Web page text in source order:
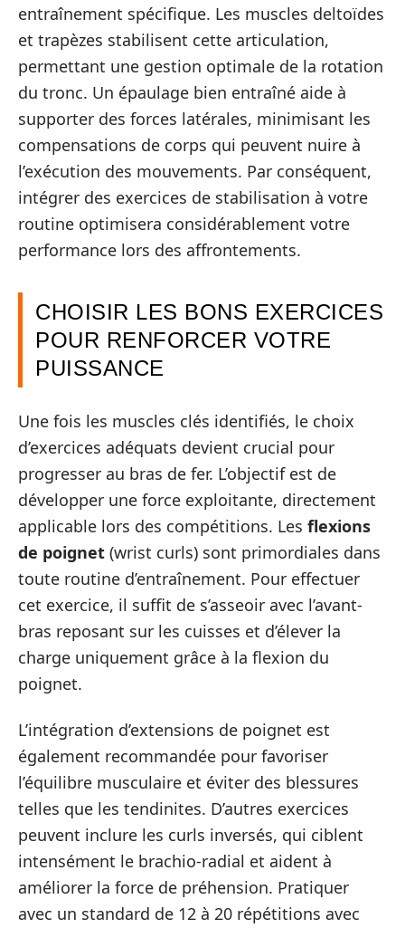
entraînement spécifique. Les muscles deltoïdes
et trapèzes stabilisent cette articulation,
permettant une gestion optimale de la rotation
du tronc. Un épaulage bien entraîné aide à
supporter des forces latérales, minimisant les
compensations de corps qui peuvent nuire à
l’exécution des mouvements. Par conséquent,
intégrer des exercices de stabilisation à votre
routine optimisera considérablement votre
performance lors des affrontements.
CHOISIR LES BONS EXERCICES
POUR RENFORCER VOTRE
PUISSANCE
Une fois les muscles clés identifiés, le choix
d’exercices adéquats devient crucial pour
progresser au bras de fer. L’objectif est de
développer une force exploitante, directement
applicable lors des compétitions. Les flexions
de poignet (wrist curls) sont primordiales dans
toute routine d’entraînement. Pour effectuer
cet exercice, il suffit de s’asseoir avec l’avant-
bras reposant sur les cuisses et d’élever la
charge uniquement grâce à la flexion du
poignet.
L’intégration d’extensions de poignet est
également recommandée pour favoriser
l’équilibre musculaire et éviter des blessures
telles que les tendinites. D’autres exercices
peuvent inclure les curls inversés, qui ciblent
intensément le brachio-radial et aident à
améliorer la force de préhension. Pratiquer
avec un standard de 12 à 20 répétitions avec